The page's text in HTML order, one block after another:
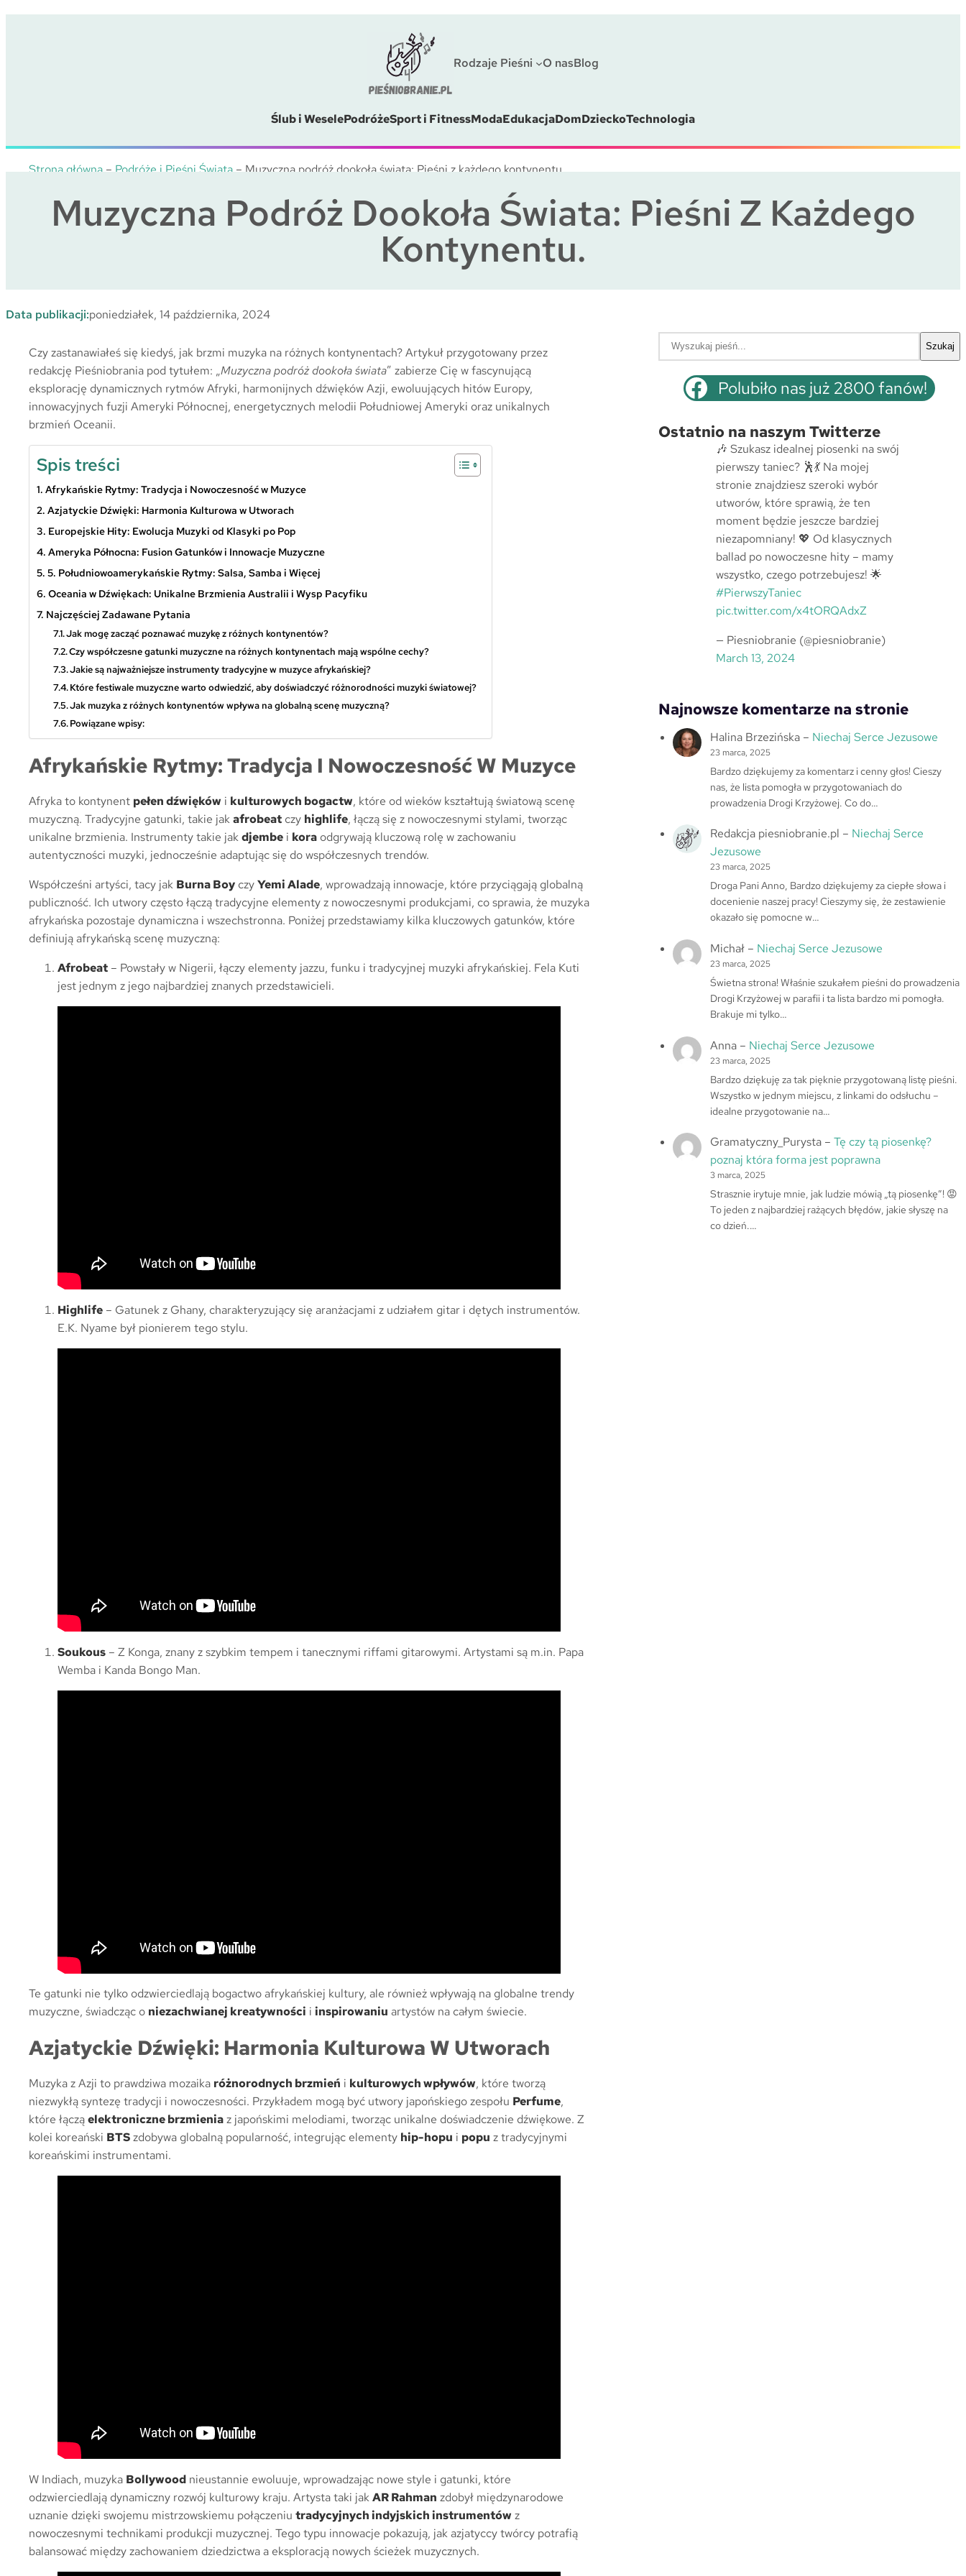
Przejdź
Rodzaje Pieśni
O nasBlog
Ślub i WeselePodróżeSport i FitnessModaEdukacjaDomDzieckoTechnologia
Strona główna–Podróże i Pieśni Świata–Muzyczna podróż dookoła świata: Pieśni z każdego kontynentu.
Muzyczna Podróż Dookoła Świata: Pieśni Z Każdego
Kontynentu.
Data publikacji:poniedziałek, 14 października, 2024
Czy zastanawiałeś się kiedyś, jak brzmi muzyka na różnych kontynentach? Artykuł przygotowany przez
redakcję Pieśniobrania pod tytułem: „Muzyczna podróż dookoła świata” zabierze Cię w fascynującą
eksplorację dynamicznych rytmów Afryki, harmonijnych dźwięków Azji, ewoluujących hitów Europy,
innowacyjnych fuzji Ameryki Północnej, energetycznych melodii Południowej Ameryki oraz unikalnych
brzmień Oceanii.
Spis treści
Afrykańskie Rytmy: Tradycja i Nowoczesność w Muzyce
Azjatyckie Dźwięki: Harmonia Kulturowa w Utworach
Europejskie Hity: Ewolucja Muzyki od Klasyki po Pop
Ameryka Północna: Fusion Gatunków i Innowacje Muzyczne
5. Południowoamerykańskie Rytmy: Salsa, Samba i Więcej
Oceania w Dźwiękach: Unikalne Brzmienia Australii i Wysp Pacyfiku
Najczęściej Zadawane Pytania
Jak mogę zacząć poznawać muzykę z różnych kontynentów?
Czy współczesne gatunki muzyczne na różnych kontynentach mają wspólne cechy?
Jakie są najważniejsze instrumenty tradycyjne w muzyce afrykańskiej?
Które festiwale muzyczne warto odwiedzić, aby doświadczyć różnorodności muzyki światowej?
Jak muzyka z różnych kontynentów wpływa na globalną scenę muzyczną?
Powiązane wpisy:
Afrykańskie Rytmy: Tradycja I Nowoczesność W Muzyce
Afryka to kontynent pełen dźwięków i kulturowych bogactw, które od wieków kształtują światową scenę
muzyczną. Tradycyjne gatunki, takie jakafrobeat czy highlife, łączą się z nowoczesnymi stylami, tworząc
unikalne brzmienia. Instrumenty takie jakdjembe i kora odgrywają kluczową rolę w zachowaniu
autentyczności muzyki, jednocześnie adaptując się do współczesnych trendów.
Współcześni artyści, tacy jak Burna Boy czyYemi Alade, wprowadzają innowacje, które przyciągają globalną
publiczność. Ich utwory często łączą tradycyjne elementy z nowoczesnymi produkcjami, co sprawia, że muzyka
afrykańska pozostaje dynamiczna i wszechstronna. Poniżej przedstawiamy kilka kluczowych gatunków, które
definiują afrykańską scenę muzyczną:
Afrobeat – Powstały w Nigerii, łączy elementy jazzu, funku i tradycyjnej muzyki afrykańskiej. Fela Kuti
jest jednym z jego najbardziej znanych przedstawicieli.
Highlife – Gatunek z Ghany, charakteryzujący się aranżacjami z udziałem gitar i dętych instrumentów.
E.K. Nyame był pionierem tego stylu.
Soukous – Z Konga, znany z szybkim tempem i tanecznymi riffami gitarowymi. Artystami są m.in. Papa
Wemba i Kanda Bongo Man.
Te gatunki nie tylko odzwierciedlają bogactwo afrykańskiej kultury, ale również wpływają na globalne trendy
muzyczne, świadcząc o niezachwianej kreatywności i inspirowaniu artystów na całym świecie.
Azjatyckie Dźwięki: Harmonia Kulturowa W Utworach
Muzyka z Azji to prawdziwa mozaika różnorodnych brzmień i kulturowych wpływów, które tworzą
niezwykłą syntezę tradycji i nowoczesności. Przykładem mogą być utwory japońskiego zespołu Perfume,
które łącząelektroniczne brzmieniaz japońskimi melodiami, tworząc unikalne doświadczenie dźwiękowe. Z
kolei koreański BTSzdobywa globalną popularność, integrując elementy hip-hopu i popu z tradycyjnymi
koreańskimi instrumentami.
W Indiach, muzyka Bollywood nieustannie ewoluuje, wprowadzając nowe style i gatunki, które
odzwierciedlają dynamiczny rozwój kulturowy kraju. Artysta taki jakAR Rahman zdobył międzynarodowe
uznanie dzięki swojemu mistrzowskiemu połączeniu tradycyjnych indyjskich instrumentów z
nowoczesnymi technikami produkcji muzycznej. Tego typu innowacje pokazują, jak azjatyccy twórcy potrafią
balansować między zachowaniem dziedzictwa a eksploracją nowych ścieżek muzycznych.
z
j
Szukaj
Polubiło nas już 2800 fanów!
Ostatnio na naszym Twitterze
🎶 Szukasz idealnej piosenki na swój
pierwszy taniec? 🕺💃 Na mojej
stronie znajdziesz szeroki wybór
utworów, które sprawią, że ten
moment będzie jeszcze bardziej
niezapomniany! 💖 Od klasycznych
ballad po nowoczesne hity – mamy
wszystko, czego potrzebujesz! 🌟
#PierwszyTaniec
pic.twitter.com/x4tORQAdxZ
— Piesniobranie (@piesniobranie)
March 13, 2024
Najnowsze komentarze na stronie
Halina Brzezińska – Niechaj Serce Jezusowe
23 marca, 2025
Bardzo dziękujemy za komentarz i cenny głos! Cieszy
nas, że lista pomogła w przygotowaniach do
prowadzenia Drogi Krzyżowej. Co do…
Redakcja piesniobranie.pl – Niechaj Serce
Jezusowe
23 marca, 2025
Droga Pani Anno, Bardzo dziękujemy za ciepłe słowa i
docenienie naszej pracy! Cieszymy się, że zestawienie
okazało się pomocne w…
Michał – Niechaj Serce Jezusowe
23 marca, 2025
Świetna strona! Właśnie szukałem pieśni do prowadzenia
Drogi Krzyżowej w parafii i ta lista bardzo mi pomogła.
Brakuje mi tylko…
Anna – Niechaj Serce Jezusowe
23 marca, 2025
Bardzo dziękuję za tak pięknie przygotowaną listę pieśni.
Wszystko w jednym miejscu, z linkami do odsłuchu –
idealne przygotowanie na…
Gramatyczny_Purysta –Tę czy tą piosenkę?
poznaj która forma jest poprawna
3 marca, 2025
Strasznie irytuje mnie, jak ludzie mówią „tą piosenkę”! 😡
To jeden z najbardziej rażących błędów, jakie słyszę na
co dzień.…